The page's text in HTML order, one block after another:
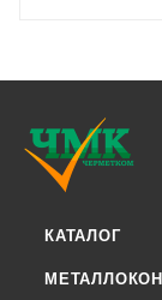
КАТАЛОГ